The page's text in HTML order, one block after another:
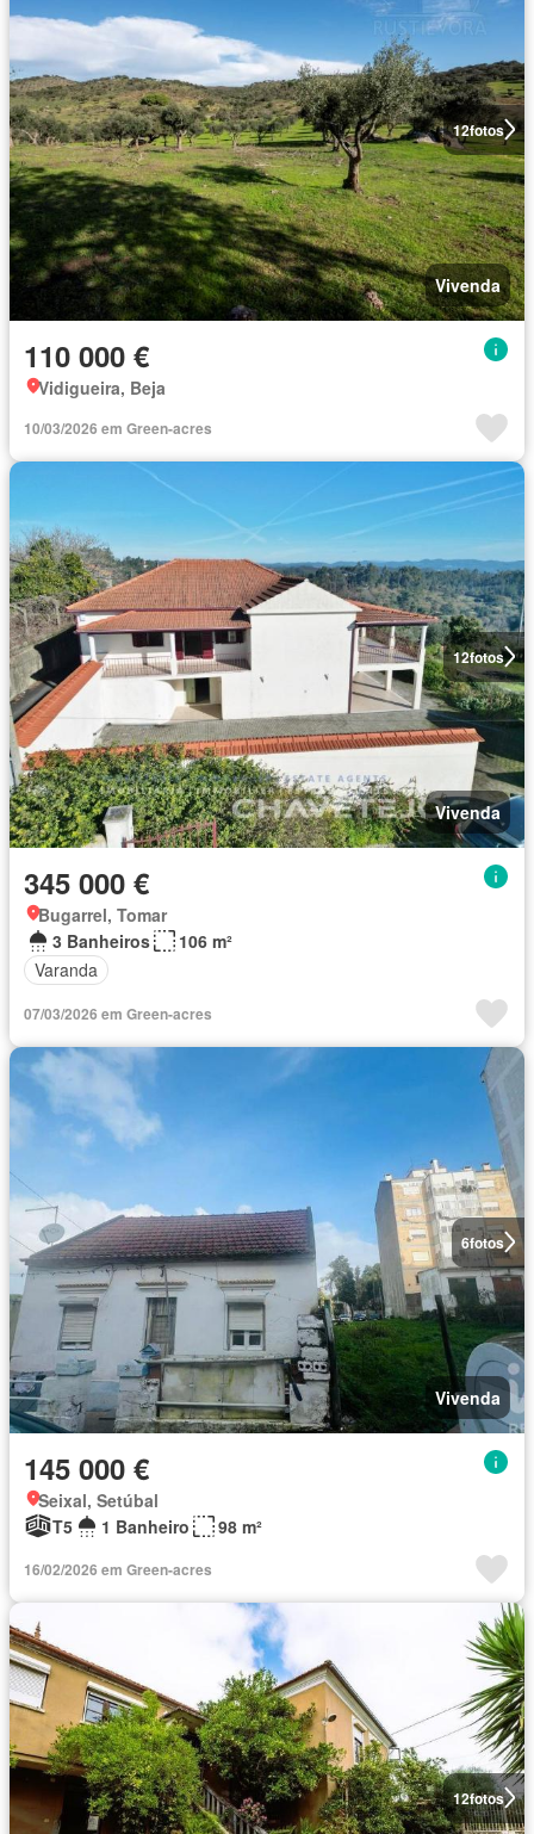
12fotos
Vivenda
110 000 €
Vidigueira, Beja
10/03/2026 em Green-acres
12fotos
Vivenda
345 000 €
Bugarrel, Tomar
3 Banheiros
106 m²
Varanda
07/03/2026 em Green-acres
6fotos
Vivenda
145 000 €
Seixal, Setúbal
T5
1 Banheiro 98 m²
16/02/2026 em Green-acres
12fotos